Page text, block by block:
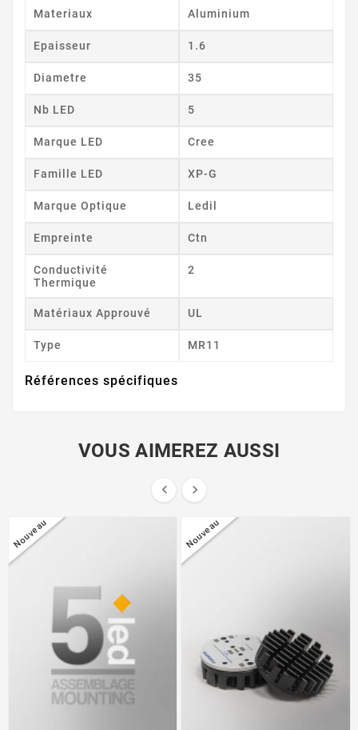
Materiaux Aluminium
Epaisseur 1.6
Diametre 35
Nb LED 5
Marque LED Cree
Famille LED XP-G
Marque Optique Ledil
Empreinte Ctn
Conductivité
Thermique
2
Matériaux Approuvé UL
Type MR11
Références spécifiques
VOUS AIMEREZ AUSSI
 
Nouveau Nouveau